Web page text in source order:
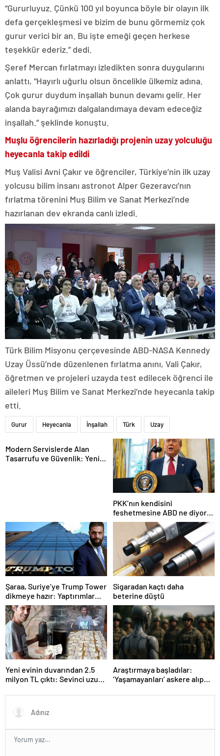
“Gururluyuz. Çünkü 100 yıl boyunca böyle bir olayın ilk
defa gerçekleşmesi ve bizim de bunu görmemiz çok
gurur verici bir an. Bu işte emeği geçen herkese
teşekkür ederiz.” dedi.
Şeref Mercan fırlatmayı izledikten sonra duygularını
anlattı, “Hayırlı uğurlu olsun öncelikle ülkemiz adına.
Çok gurur duydum inşallah bunun devamı gelir. Her
alanda bayrağımızı dalgalandımaya devam edeceğiz
inşallah.” şeklinde konuştu.
Muşlu öğrencilerin hazırladığı projenin uzay yolculuğu
heyecanla takip edildi
Muş Valisi Avni Çakır ve öğrenciler, Türkiye’nin ilk uzay
yolcusu bilim insanı astronot Alper Gezeravcı’nın
fırlatma törenini Muş Bilim ve Sanat Merkezi’nde
hazırlanan dev ekranda canlı izledi.
Türk Bilim Misyonu çerçevesinde ABD-NASA Kennedy
Uzay Üssü’nde düzenlenen fırlatma anını, Vali Çakır,
öğretmen ve projeleri uzayda test edilecek öğrenci ile
aileleri Muş Bilim ve Sanat Merkezi’nde heyecanla takip
etti.
Gurur Heyecanla İnşallah Türk Uzay
Modern Servislerde Alan
Tasarrufu ve Güvenlik: Yeni
PKK’nın kendisini
feshetmesine ABD ne diyor?
İlk açıklama
Şaraa, Suriye’ye Trump Tower
dikmeye hazır: Yaptırımlar
bitsin yeter
Sigaradan kaçtı daha
beterine düştü
Yeni evinin duvarından 2.5
milyon TL çıktı: Sevinci uzun
Araştırmaya başladılar:
‘Yaşamayanları’ askere alıp